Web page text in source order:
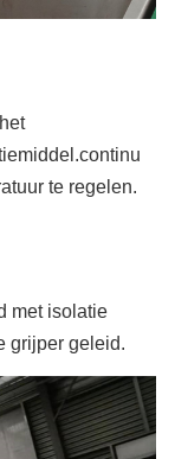
te regelen.
met isolatie
grijper geleid.